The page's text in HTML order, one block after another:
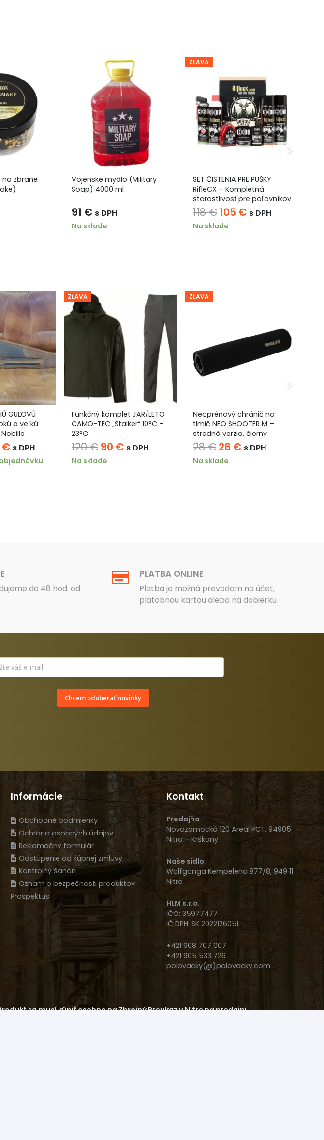
zbrane
Vojenské mydlo (Military
Soap) 4000 ml
91 € s DPH
Na sklade
ZĽAVA
SET ČISTENIA PRE PUŠKY
RifleCX – Kompletná
starostlivosť pre poľovníkov
HUNTER
118€ Pôvodná
cena
105 €Aktuálna
s DPH
Na sklade
GUĽOVÚ
a veľkú
€Aktuálna
cena
s DPH
ZĽAVA
Funkčný komplet JAR/LETO
CAMO-TEC „Stalker“ 10°C –
23°C
120€ Pôvodná
cena
90 €Aktuálna
s DPH
Na sklade
ZĽAVA
Neoprénový chránič na
tlmič NEO SHOOTER M –
stredná verzia, čierny
28€ Pôvodná
cena
26 €Aktuálna
s DPH
Na sklade
do 48 hod. od
PLATBA ONLINE
Platba je možná prevodom na účet,
platobnou kartou alebo na dobierku
Chcem odoberať novinky
Informácie
Obchodné podmienky
Ochrana osobných údajov
Reklamačný formulár
Odstúpenie od kúpnej zmluvy
Kontrolný šanón
Oznam o bezpečnosti produktov
Prospektus
Kontakt
Predajňa
Novozámocká 120 Areál PCT, 94905
Nitra – Krškany
Naše sídlo
Wolfganga Kempelena 877/8, 949 11
Nitra
HLM s.r.o.
IČO: 35977477
IČ DPH: SK 2022126051
+421 908 707 007
+421 905 533 726
polovacky(@)polovacky.com
sa musí kúpiť osobne na Zbrojný Preukaz v Nitre na predajni.